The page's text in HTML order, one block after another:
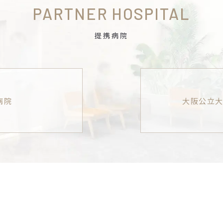
PARTNER HOSPITAL
提携病院
院 大阪公立